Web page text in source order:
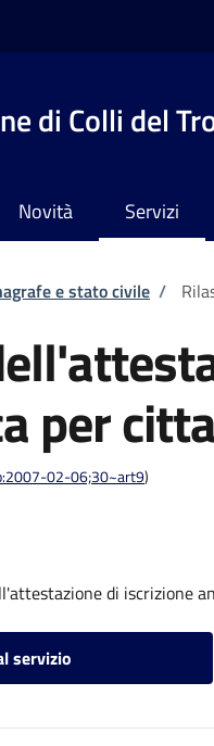
di Colli del
Novità Servizi
pane
e stato civile /
per
02-06;30~art9)
di iscrizione
servizio